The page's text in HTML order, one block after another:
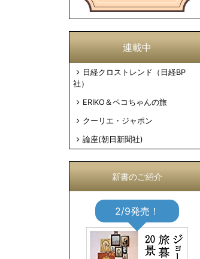
連載中
日経クロストレンド（日経BP
社）
ERIKO＆ペコちゃんの旅
クーリエ・ジャポン
論座(朝日新聞社)
新書のご紹介
2/9発売！